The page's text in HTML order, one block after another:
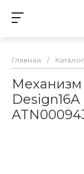
Главная /
Механизм
Design16А